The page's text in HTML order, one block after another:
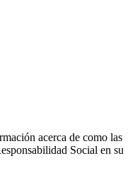
acerca de como las
Social en su